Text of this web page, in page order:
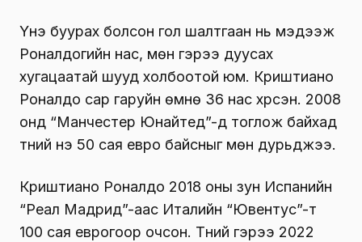
Үнэ буурах болсон гол шалтгаан нь мэдээж
Роналдогийн нас, мөн гэрээ дуусах
хугацаатай шууд холбоотой юм. Криштиано
Роналдо сар гаруйн өмнө 36 нас хүрсэн. 2008
онд “Манчестер Юнайтед”-д тоглож байхад
түүний үнэ 50 сая евро байсныг мөн дурьджээ.
Криштиано Роналдо 2018 оны зун Испанийн
“Реал Мадрид”-аас Италийн “Ювентус”-т
100 сая еврогоор очсон. Түүний гэрээ 2022